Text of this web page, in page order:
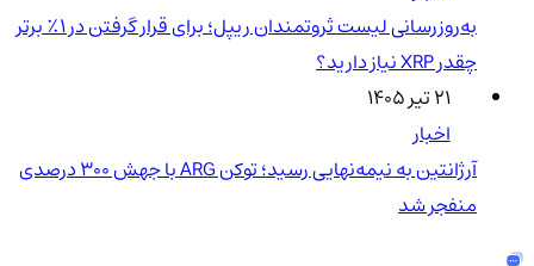
به‌روزرسانی لیست ثروتمندان ریپل؛ برای قرار گرفتن در ۱٪ برتر
چقدر XRP نیاز دارید؟
۲۱ تیر ۱۴۰۵
اخبار
آرژانتین به نیمه‌نهایی رسید؛ توکن ARG با جهش ۳۰۰ درصدی
منفجر شد